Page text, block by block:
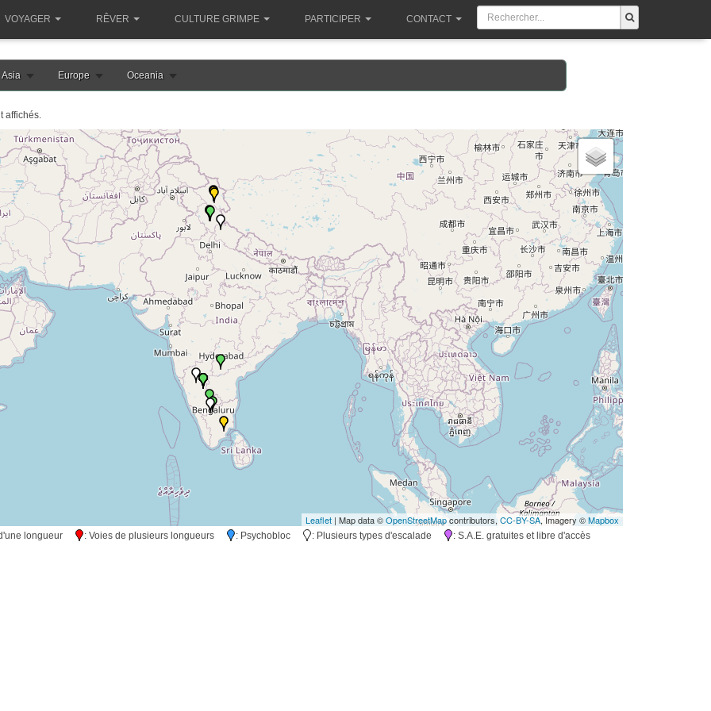
VOYAGER RÊVER CULTURE GRIMPE PARTICIPER CONTACT
Asia Europe Oceania
affichés.
chargement de la carte inde
Leaflet | Map data ©OpenStreetMapcontributors,CC-BY-SA, Imagery ©Mapbox
longueur : Voies de plusieurs longueurs : Psychobloc : Plusieurs types d'escalade : S.A.E. gratuites et libre d'accès